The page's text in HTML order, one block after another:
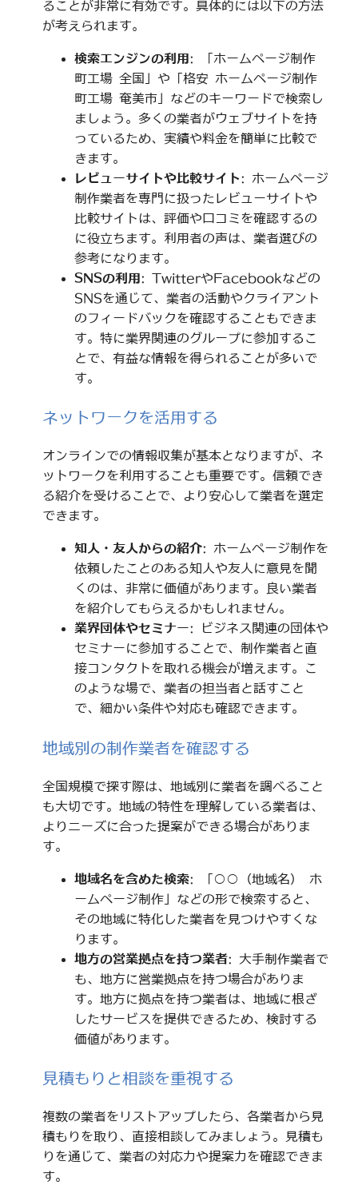
ることが非常に有効です。具体的には以下の方法
が考えられます。
検索エンジンの利用 : 「ホームページ制作
町工場 全国」や「格安 ホームページ制作
町工場 奄美市」などのキーワードで検索し
ましょう。多くの業者がウェブサイトを持
っているため、実績や料金を簡単に比較で
きます。
レビューサイトや比較サイト: ホームページ
制作業者を専門に扱ったレビューサイトや
比較サイトは、評価や口コミを確認するの
に役立ちます。利用者の声は、業者選びの
参考になります。
SNSの利用 : TwitterやFacebookなどの
SNSを通じて、業者の活動やクライアント
のフィードバックを確認することもできま
す。特に業界関連のグループに参加するこ
とで、有益な情報を得られることが多いで
す。
ネットワークを活用する
オンラインでの情報収集が基本となりますが、ネ
ットワークを利用することも重要です。信頼でき
る紹介を受けることで、より安心して業者を選定
できます。
知人・友人からの紹介: ホームページ制作を
依頼したことのある知人や友人に意見を聞
くのは、非常に価値があります。良い業者
を紹介してもらえるかもしれません。
業界団体やセミナー: ビジネス関連の団体や
セミナーに参加することで、制作業者と直
接コンタクトを取れる機会が増えます。こ
のような場で、業者の担当者と話すこと
で、細かい条件や対応も確認できます。
地域別の制作業者を確認する
全国規模で探す際は、地域別に業者を調べること
も大切です。地域の特性を理解している業者は、
よりニーズに合った提案ができる場合がありま
す。
地域名を含めた検索: 「○○（地域名） ホ
ームページ制作」などの形で検索すると、
その地域に特化した業者を見つけやすくな
ります。
地方の営業拠点を持つ業者: 大手制作業者で
も、地方に営業拠点を持つ場合がありま
す。地方に拠点を持つ業者は、地域に根ざ
したサービスを提供できるため、検討する
価値があります。
見積もりと相談を重視する
複数の業者をリストアップしたら、各業者から見
積もりを取り、直接相談してみましょう。見積も
りを通じて、業者の対応力や提案力を確認できま
す。